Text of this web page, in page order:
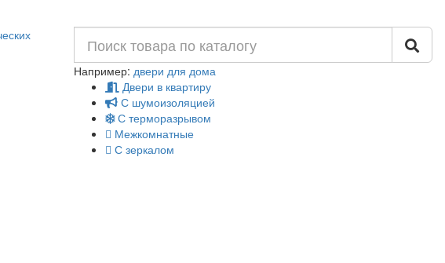
Например: двери для дома
Двери в квартиру
С шумоизоляцией
С терморазрывом
Межкомнатные
С зеркалом